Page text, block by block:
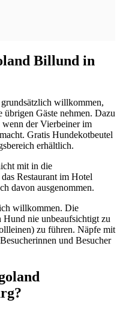
Billund in
willkommen,
Gäste nehmen. Dazu
wenn der Vierbeiner im
Gratis Hundekotbeutel
erhältlich.
mit in die
Restaurant im Hotel
davon ausgenommen.
willkommen. Die
nie unbeaufsichtigt zu
zu führen. Näpfe mit
und Besucher